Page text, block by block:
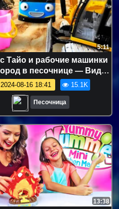
5:11
Тайо и рабочие машинки
в песочнице — Видео
про игры с песком
2024-08-16 18:41 15.1K
Песочница
13:38